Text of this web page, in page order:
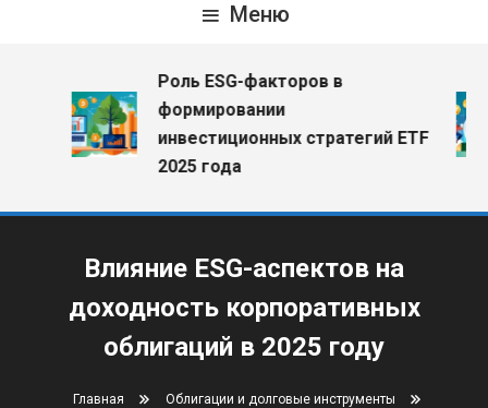
Меню
Роль ESG-факторов в
формировании
инвестиционных стратегий ETF
2025 года
Влияние ESG-аспектов на
доходность корпоративных
облигаций в 2025 году
Главная
Облигации и долговые инструменты